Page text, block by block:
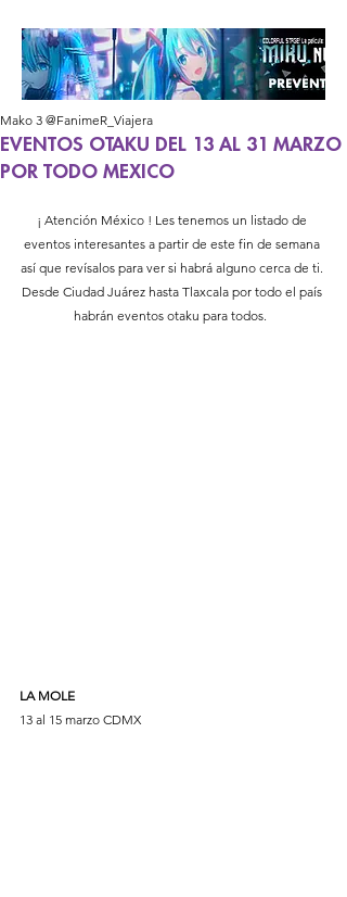
EVENTOS OTAKU DEL 13 AL 31 MARZO
POR TODO MEXICO
Mako 3 @FanimeR_Viajera
¡ Atención México ! Les tenemos un listado de
eventos interesantes a partir de este fin de semana
así que revísalos para ver si habrá alguno cerca de ti.
Desde Ciudad Juárez hasta Tlaxcala por todo el país
habrán eventos otaku para todos.
LA MOLE
13 al 15 marzo CDMX